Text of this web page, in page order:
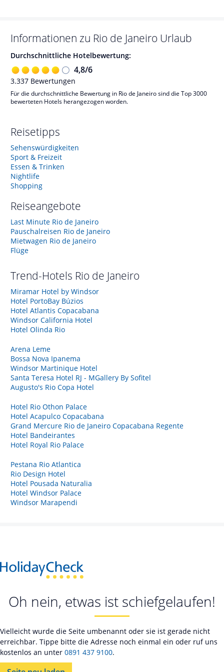
Informationen zu Rio de Janeiro Urlaub
Durchschnittliche Hotelbewertung:
4,8/6
3.337 Bewertungen
Für die durchschnittliche Bewertung in Rio de Janeiro sind die Top 3000
bewerteten Hotels herangezogen worden.
Reisetipps
Sehenswürdigkeiten
Sport & Freizeit
Essen & Trinken
Nightlife
Shopping
Reiseangebote
Last Minute Rio de Janeiro
Pauschalreisen Rio de Janeiro
Mietwagen Rio de Janeiro
Flüge
Trend-Hotels Rio de Janeiro
Miramar Hotel by Windsor
Hotel PortoBay Búzios
Hotel Atlantis Copacabana
Windsor California Hotel
Hotel Olinda Rio
Arena Leme
Bossa Nova Ipanema
Windsor Martinique Hotel
Santa Teresa Hotel RJ - MGallery By Sofitel
Augusto's Rio Copa Hotel
Hotel Rio Othon Palace
Hotel Acapulco Copacabana
Grand Mercure Rio de Janeiro Copacabana Regente
Hotel Bandeirantes
Hotel Royal Rio Palace
Pestana Rio Atlantica
Rio Design Hotel
Hotel Pousada Naturalia
Hotel Windsor Palace
Windsor Marapendi
Oh nein, etwas ist schiefgelaufen!
Vielleicht wurde die Seite umbenannt oder sie ist gerade nicht
erreichbar. Tippe bitte die Adresse noch einmal ein oder ruf uns
kostenlos an unter 0891 437 9100.